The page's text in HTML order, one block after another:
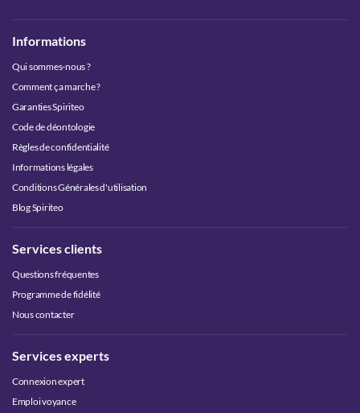
Informations
Qui sommes-nous ?
Comment ça marche ?
Garanties Spiriteo
Code de déontologie
Règles de confidentialité
Informations légales
Conditions Générales d'utilisation
Blog Spiriteo
Services clients
Questions fréquentes
Programme de fidélité
Nous contacter
Services experts
Connexion expert
Emploi voyance